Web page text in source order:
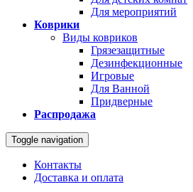
Для мероприятий
Коврики
Виды ковриков
Грязезащитные
Дезинфекционные
Игровые
Для Ванной
Придверные
Распродажа
Toggle navigation
Контакты
Доставка и оплата